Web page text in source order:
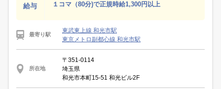
給与 １コマ（80分)で正規時給1,300円以上
最寄り駅
東武東上線 和光市駅
東京メトロ副都心線 和光市駅
所在地
〒351-0114
埼玉県
和光市本町15-51 和光ビル2F